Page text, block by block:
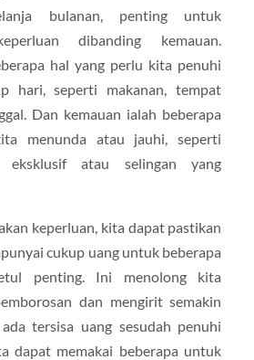
bulanan, penting untuk
dibanding kemauan.
hal yang perlu kita penuhi
hari, seperti makanan, tempat
Dan kemauan ialah beberapa
menunda atau jauhi, seperti
eksklusif atau selingan yang
keperluan, kita dapat pastikan
cukup uang untuk beberapa
penting. Ini menolong kita
dan mengirit semakin
tersisa uang sesudah penuhi
dapat memakai beberapa untuk